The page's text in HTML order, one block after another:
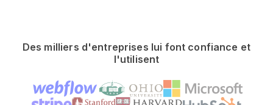
Des milliers d'entreprises lui font confiance et
l'utilisent